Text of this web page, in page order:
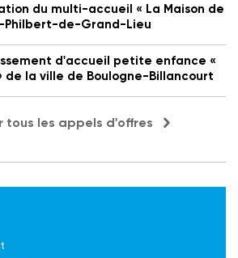
du multi-accueil « La Maison de
Philbert-de-Grand-Lieu
d'accueil petite enfance «
de la ville de Boulogne-Billancourt
tous les appels d'offres